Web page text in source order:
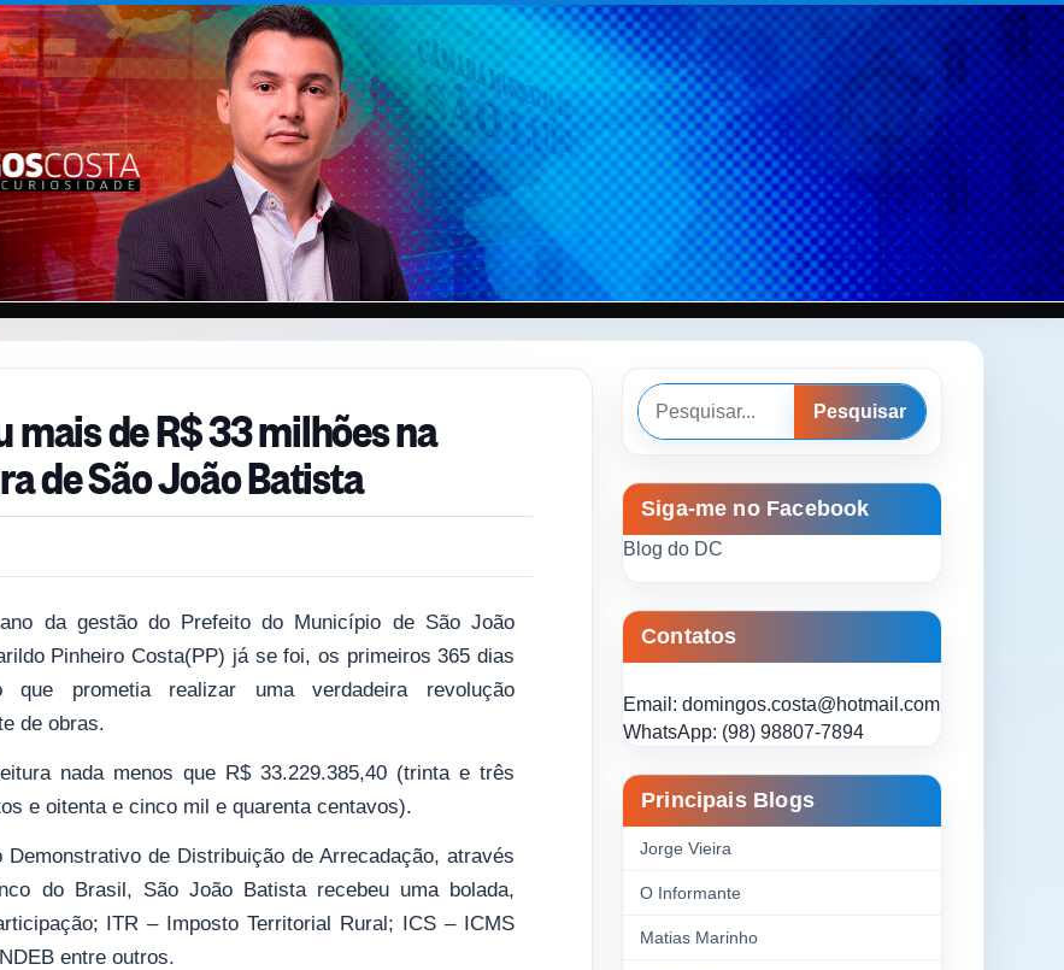
de R$ 33 milhões na
de São João Batista
da gestão do Prefeito do Município de São João
Pinheiro Costa(PP) já se foi, os primeiros 365 dias
que prometia realizar uma verdadeira revolução
de obras.
nada menos que R$ 33.229.385,40 (trinta e três
e oitenta e cinco mil e quarenta centavos).
de Distribuição de Arrecadação, através
do Brasil, São João Batista recebeu uma bolada,
ITR – Imposto Territorial Rural; ICS – ICMS
entre outros.
Pesquisar
Pesquisar
Siga-me no Facebook
Blog do DC
Contatos
Email: domingos.costa@hotmail.com
WhatsApp: (98) 98807-7894
Principais Blogs
Jorge Vieira
O Informante
Matias Marinho